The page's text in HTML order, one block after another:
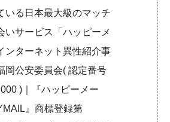
いる日本最大級のマッチ
いサービス「ハッピーメ
ンターネット異性紹介事
岡公安委員会( 認定番号
)｜『ハッピーメー
』商標登録第